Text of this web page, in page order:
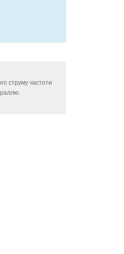
струму частоти